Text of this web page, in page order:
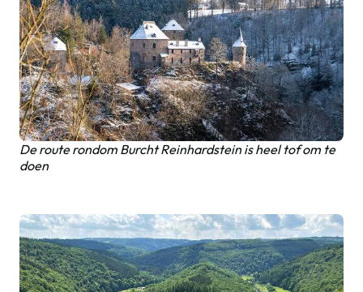
De route rondom Burcht Reinhardstein is heel tof om te
doen